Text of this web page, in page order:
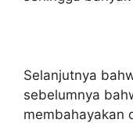
Selanjutnya
sebelumnya
membahayakan